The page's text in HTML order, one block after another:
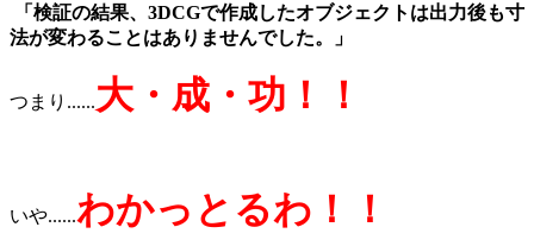
「検証の結果、3DCGで作成したオブジェクトは出力後も寸
法が変わることはありませんでした。」
つまり......大・成・功！！
いや......わかっとるわ！！